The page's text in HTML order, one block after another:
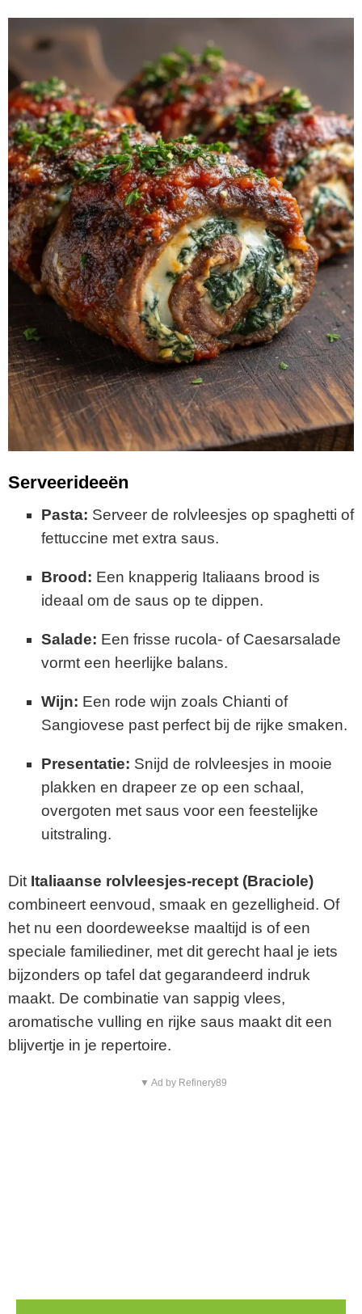
Serveerideeën
Pasta: Serveer de rolvleesjes op spaghetti of
fettuccine met extra saus.
Brood: Een knapperig Italiaans brood is
ideaal om de saus op te dippen.
Salade: Een frisse rucola- of Caesarsalade
vormt een heerlijke balans.
Wijn: Een rode wijn zoals Chianti of
Sangiovese past perfect bij de rijke smaken.
Presentatie: Snijd de rolvleesjes in mooie
plakken en drapeer ze op een schaal,
overgoten met saus voor een feestelijke
uitstraling.
Dit Italiaanse rolvleesjes-recept (Braciole)
combineert eenvoud, smaak en gezelligheid. Of
het nu een doordeweekse maaltijd is of een
speciale familiediner, met dit gerecht haal je iets
bijzonders op tafel dat gegarandeerd indruk
maakt. De combinatie van sappig vlees,
aromatische vulling en rijke saus maakt dit een
blijvertje in je repertoire.
▼ Ad by Refinery89